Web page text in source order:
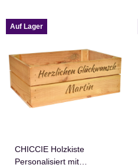
Auf Lager
CHICCIE Holzkiste
Personalisiert mit